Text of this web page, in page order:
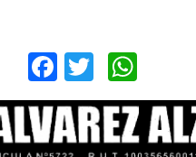
Facebook
Twitter